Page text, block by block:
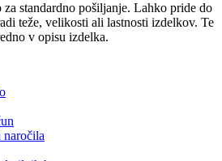
standardno pošiljanje. Lahko pride do
teže, velikosti ali lastnosti izdelkov. Te
v opisu izdelka.
naročila